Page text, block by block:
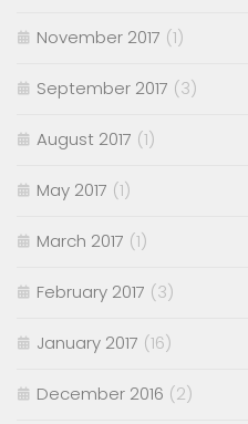
November 2017 (1)
September 2017 (3)
August 2017 (1)
May 2017 (1)
March 2017 (1)
February 2017 (3)
January 2017 (16)
December 2016 (2)